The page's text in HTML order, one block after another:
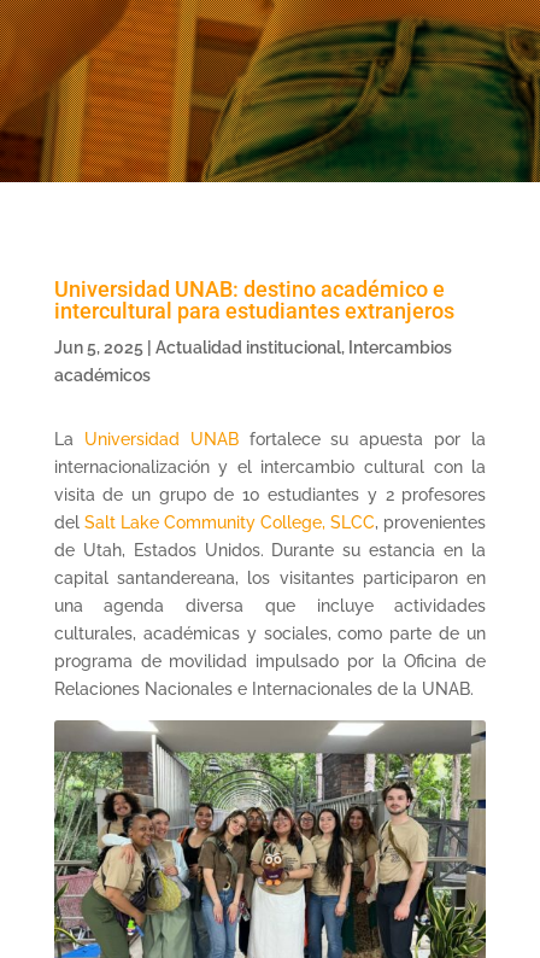
Universidad UNAB: destino académico e
intercultural para estudiantes extranjeros
Jun 5, 2025| Actualidad institucional, Intercambios
académicos
La Universidad UNABfortalece su apuesta por la
internacionalización y el intercambio cultural con la
visita de un grupo de 10 estudiantes y 2 profesores
del Salt Lake Community College, SLCC, provenientes
de Utah, Estados Unidos. Durante su estancia en la
capital santandereana, los visitantes participaron en
una agenda diversa que incluye actividades
culturales, académicas y sociales, como parte de un
programa de movilidad impulsado por la Oficina de
Relaciones Nacionales e Internacionales de la UNAB.